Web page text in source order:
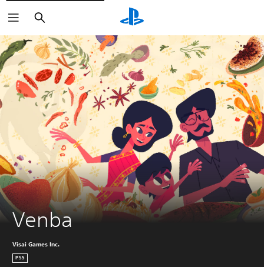
Sök
Venba
Visai Games Inc.
PS5